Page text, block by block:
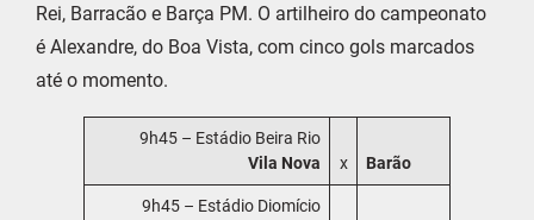
Rei, Barracão e Barça PM. O artilheiro do campeonato
é Alexandre, do Boa Vista, com cinco gols marcados
até o momento.
9h45 – Estádio Beira Rio
Vila Nova
x Barão
9h45 – Estádio Diomício